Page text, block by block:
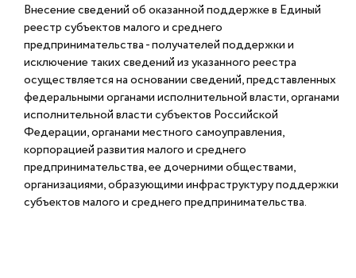
Внесение сведений об оказанной поддержке в Единый
реестр субъектов малого и среднего
предпринимательства - получателей поддержки и
исключение таких сведений из указанного реестра
осуществляется на основании сведений, представленных
федеральными органами исполнительной власти, органами
исполнительной власти субъектов Российской
Федерации, органами местного самоуправления,
корпорацией развития малого и среднего
предпринимательства, ее дочерними обществами,
организациями, образующими инфраструктуру поддержки
субъектов малого и среднего предпринимательства.